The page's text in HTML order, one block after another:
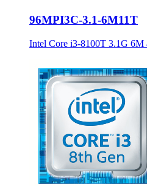
96MPI3C-3.1-6M11T
Intel Core i3-8100T 3.1G 6M